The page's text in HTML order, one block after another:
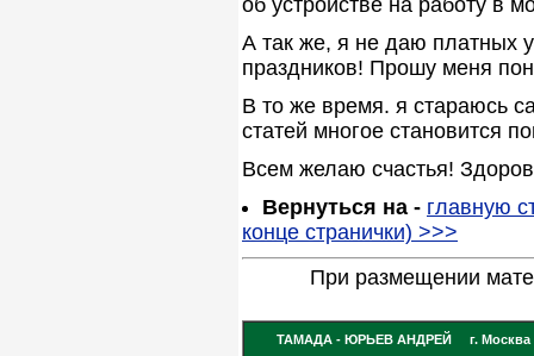
об устройстве на работу в
А так же, я не даю платных
праздников! Прошу меня
В то же время. я стараюсь
статей многое становится
Всем желаю счастья!
Вернуться на - главную
конце странички) >>>
При размещении
ТАМАДА - ЮРЬЕВ АНДРЕЙ г. Москва